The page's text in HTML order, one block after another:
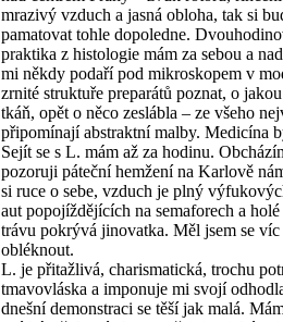
mrazivý vzduch a jasná obloha, tak si
pamatovat tohle dopoledne.
praktika z histologie mám za sebou a
mi někdy podaří pod mikroskopem v
zrnité struktuře preparátů poznat, o
tkáň, opět o něco zeslábla – ze všeho
připomínají abstraktní malby. Medicína
Sejít se s L. mám až za hodinu.
pozoruji páteční hemžení na Karlově
si ruce o sebe, vzduch je plný
aut popojíždějících na semaforech a
trávu pokrývá jinovatka. Měl jsem se víc
obléknout.
L. je přitažlivá, charismatická, trochu
tmavovláska a imponuje mi svojí
dnešní demonstraci se těší jak malá.